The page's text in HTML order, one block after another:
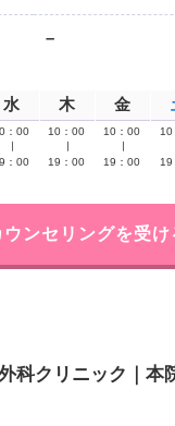
–
水 木 金
：00
：00
10：00
19：00
10：00
19：00
10
19
ウンセリングを受け
科クリニック｜本